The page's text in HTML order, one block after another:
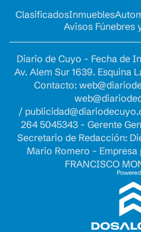
ClasificadosInmuebles
Avisos Fúnebres
Diario de Cuyo - Fecha de
Av. Alem Sur 1639. Esquina
Contacto:
/
264 5045343 - Gerente
Secretario de Redacción:
Mario Romero -
FRANCISCO